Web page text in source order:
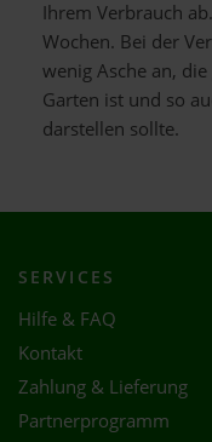
Ihrem Verbrauch
Wochen. Bei der
wenig Asche an,
Garten ist und so
darstellen sollte.
SERVICES
Hilfe & FAQ
Kontakt
Zahlung & Lieferung
Partnerprogramm